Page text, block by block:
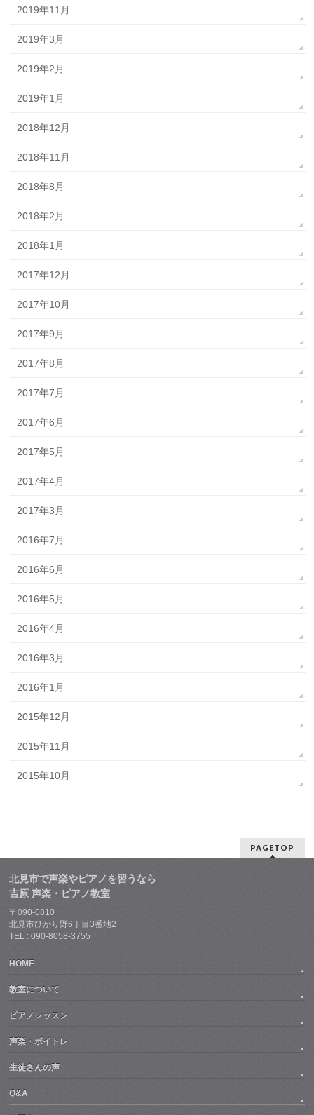
2019年11月
2019年3月
2019年2月
2019年1月
2018年12月
2018年11月
2018年8月
2018年2月
2018年1月
2017年12月
2017年10月
2017年9月
2017年8月
2017年7月
2017年6月
2017年5月
2017年4月
2017年3月
2016年7月
2016年6月
2016年5月
2016年4月
2016年3月
2016年1月
2015年12月
2015年11月
2015年10月
PAGETOP
北見市で声楽やピアノを習うなら
吉原 声楽・ピアノ教室
〒090-0810
北見市ひかり野6丁目3番地2
TEL : 090-8058-3755
HOME
教室について
ピアノレッスン
声楽・ボイトレ
生徒さんの声
Q&A